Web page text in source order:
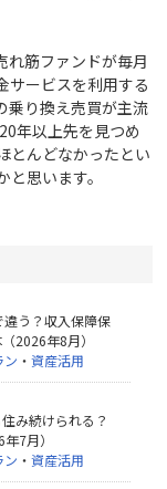
筋ファンドが毎月
サービスを利用する
乗り換え売買が主流
年以上先を見つめ
とんどなかったとい
思います。
違う？収入保障保
2026年8月）
ン ・資産活用
み続けられる？
7月）
ン ・資産活用